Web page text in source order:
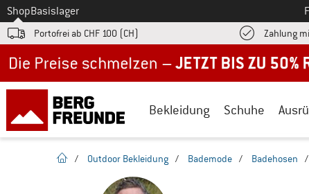
Zum
ShopBasislager
Portofrei ab CHF 100 (CH) Zahlung
Bekleidung Schuhe
Startseite
/ Outdoor Bekleidung / Bademode / Badehosen /